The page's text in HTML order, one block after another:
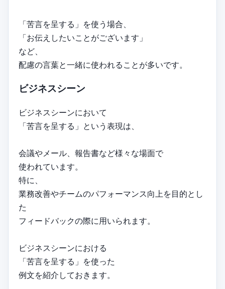
「苦言を呈する」を使う場合、
「お伝えしたいことがございます」
など、
配慮の言葉と一緒に使われることが多いです。
ビジネスシーン
ビジネスシーンにおいて
「苦言を呈する」という表現は、
会議やメール、報告書など様々な場面で
使われています。
特に、
業務改善やチームのパフォーマンス向上を目的とし
た
フィードバックの際に用いられます。
ビジネスシーンにおける
「苦言を呈する」を使った
例文を紹介しておきます。